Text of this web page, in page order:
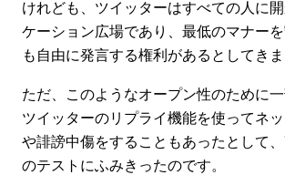
けれども、ツイッターはすべての人に
ケーション広場であり、最低のマナー
も自由に発言する権利があるとしてきま
ただ、このようなオープン性のために
ツイッターのリプライ機能を使ってネ
や誹謗中傷をすることもあったとして
のテストにふみきったのです。